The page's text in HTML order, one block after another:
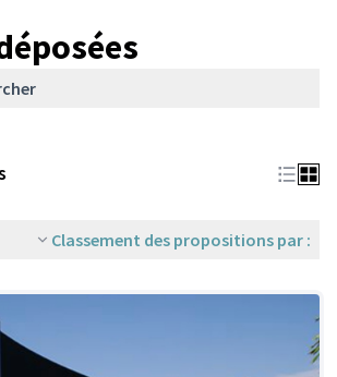
Classement des propositions par :